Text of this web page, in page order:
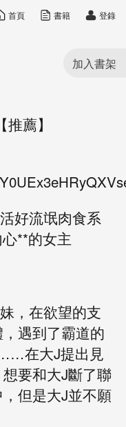
目錄
薦】
好流氓肉食系
**的女主
，在欲望的支
遇到了霸道的
在大J提出見
要和大J斷了聯
但是大J並不願
首頁 書籍 登錄